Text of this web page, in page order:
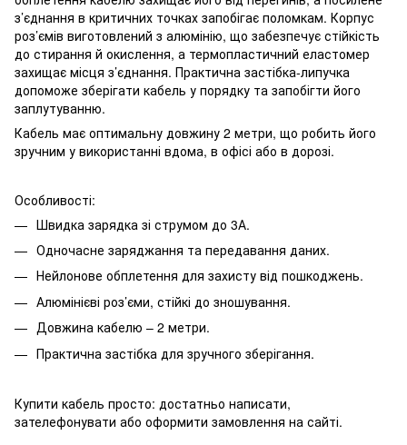
з’єднання в критичних точках запобігає поломкам. Корпус
роз’ємів виготовлений з алюмінію, що забезпечує стійкість
до стирання й окислення, а термопластичний еластомер
захищає місця з’єднання. Практична застібка-липучка
допоможе зберігати кабель у порядку та запобігти його
заплутуванню.
Кабель має оптимальну довжину 2 метри, що робить його
зручним у використанні вдома, в офісі або в дорозі.
Особливості:
Швидка зарядка зі струмом до 3А.
Одночасне заряджання та передавання даних.
Нейлонове обплетення для захисту від пошкоджень.
Алюмінієві роз’єми, стійкі до зношування.
Довжина кабелю – 2 метри.
Практична застібка для зручного зберігання.
Купити кабель просто: достатньо написати,
зателефонувати або оформити замовлення на сайті.